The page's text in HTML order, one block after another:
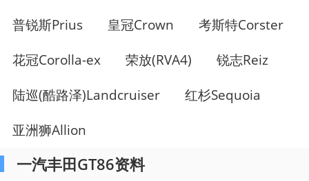
普锐斯Prius
皇冠Crown
考斯特Corster
花冠Corolla-ex
荣放(RVA4)
锐志Reiz
陆巡(酷路泽)Landcruiser
红杉Sequoia
亚洲狮Allion
一汽丰田GT86资料